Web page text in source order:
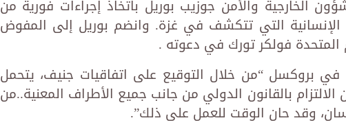
الخارجية والأمن جوزيب بوريل باتخاذ إجراءات فورية من
الإنسانية التي تتكشف في غزة. وانضم بوريل إلى المفوض
فولكر تورك في دعوته .
بروكسل “من خلال التوقيع على اتفاقيات جنيف، يتحمل
بالقانون الدولي من جانب جميع الأطراف المعنية..من
وقد حان الوقت للعمل على ذلك”.